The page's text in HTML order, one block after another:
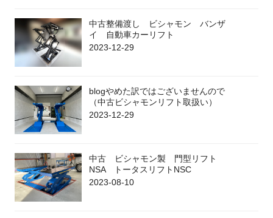
中古整備渡し ビシャモン バンザ
イ 自動車カーリフト
2023-12-29
blogやめた訳ではございませんので
（中古ビシャモンリフト取扱い）
2023-12-29
中古 ビシャモン製 門型リフト
NSA トータスリフトNSC
2023-08-10